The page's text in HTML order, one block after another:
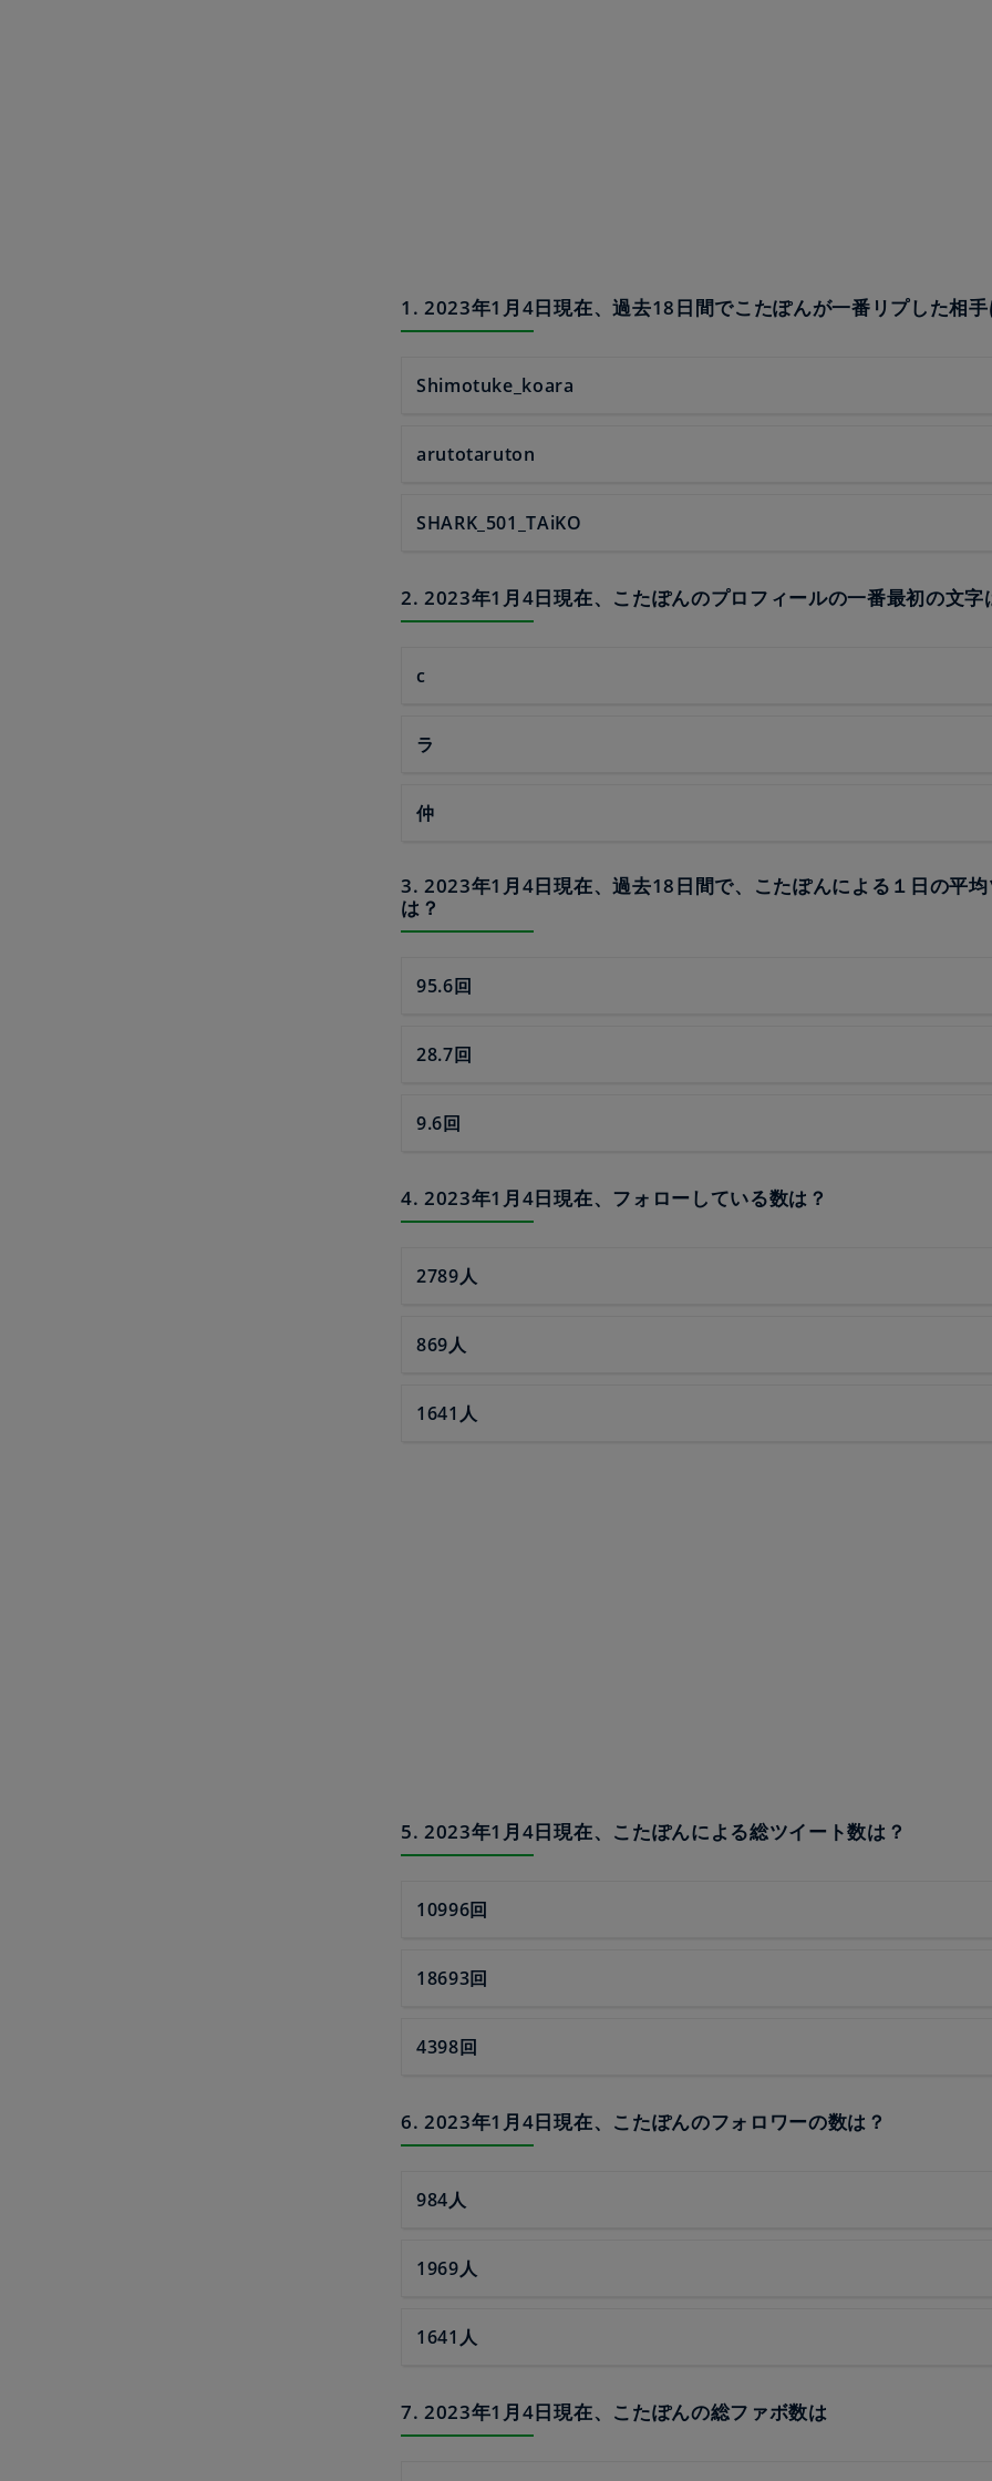
1. 2023年1月4日現在、過去18日間でこたぽんが一番リプした相
Shimotuke_koara
arutotaruton
SHARK_501_TAiKO
2. 2023年1月4日現在、こたぽんのプロフィールの一番最初の文字
c
ラ
仲
3. 2023年1月4日現在、過去18日間で、こたぽんによる１日の平
は？
95.6回
28.7回
9.6回
4. 2023年1月4日現在、フォローしている数は？
2789人
869人
1641人
5. 2023年1月4日現在、こたぽんによる総ツイート数は？
10996回
18693回
4398回
6. 2023年1月4日現在、こたぽんのフォロワーの数は？
984人
1969人
1641人
7. 2023年1月4日現在、こたぽんの総ファボ数は